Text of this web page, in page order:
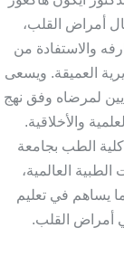
أمراض القلب،
والاستفادة من
العميقة. ويسعى
لمرضاه وفق نهج
والأخلاقية.
الطب بجامعة
العالمية،
يساهم في تعليم
أمراض القلب.